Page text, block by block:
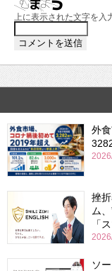
上に表示された文字を入
外
挫
ム
「
ソ